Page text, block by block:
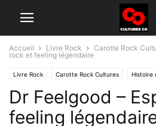
Accueil Livre Rock Carotte Rock
rock et feeling légendaire
Livre Rock Carotte Rock Cultures Histoire
Dr Feelgood –
feeling